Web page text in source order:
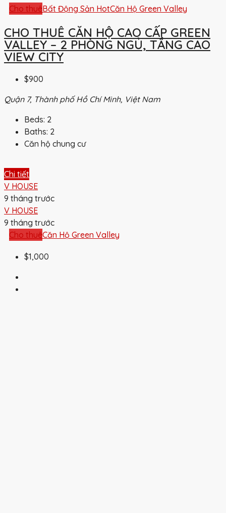
Cho thuêBất Động Sản HotCăn Hộ Green Valley
CHO THUÊ CĂN HỘ CAO CẤP GREEN
VALLEY – 2 PHÒNG NGỦ, TẦNG CAO
VIEW CITY
$900
Quận 7, Thành phố Hồ Chí Minh, Việt Nam
Beds: 2
Baths: 2
Căn hộ chung cư
Chi tiết
V HOUSE
9 tháng trước
V HOUSE
9 tháng trước
Cho thuêCăn Hộ Green Valley
$1,000